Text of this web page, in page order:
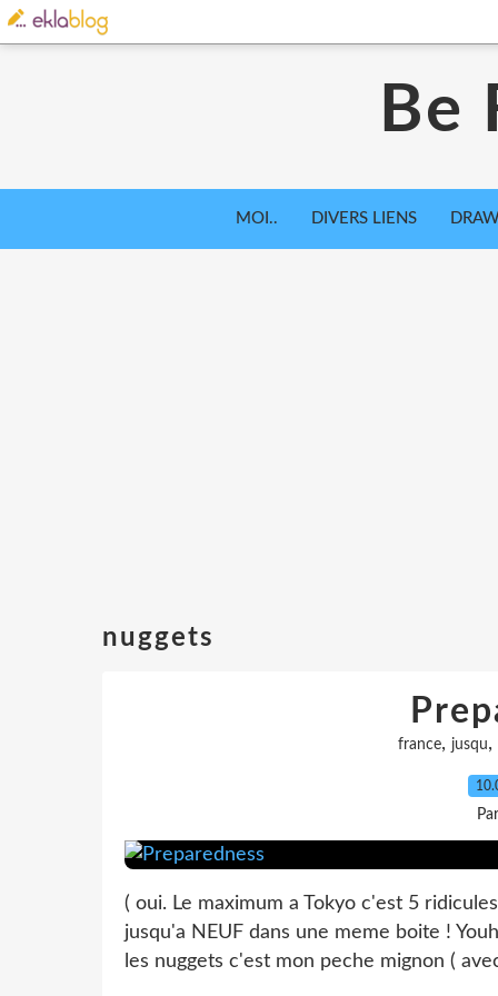
Be
MOI.. DIVERS LIENS
nuggets
france, jusqu,
( oui. Le maximum a Tokyo c'est 5
jusqu'a NEUF dans une meme boite !
les nuggets c'est mon peche mignon (